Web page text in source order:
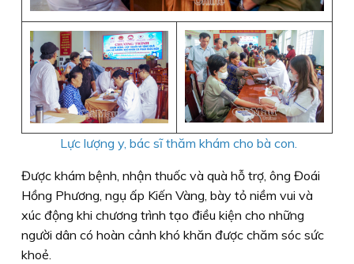
Lực lượng y, bác sĩ thăm khám cho bà con.
Được khám bệnh, nhận thuốc và quà hỗ trợ, ông Đoái
Hồng Phương, ngụ ấp Kiến Vàng, bày tỏ niềm vui và
xúc động khi chương trình tạo điều kiện cho những
người dân có hoàn cảnh khó khăn được chăm sóc sức
khoẻ.